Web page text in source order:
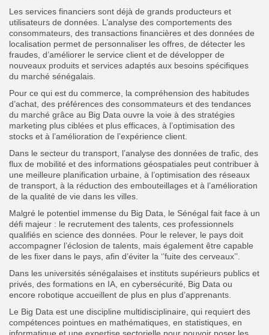
Les services financiers sont déjà de grands producteurs et
utilisateurs de données. L’analyse des comportements des
consommateurs, des transactions financières et des données de
localisation permet de personnaliser les offres, de détecter les
fraudes, d’améliorer le service client et de développer de
nouveaux produits et services adaptés aux besoins spécifiques
du marché sénégalais.
Pour ce qui est du commerce, la compréhension des habitudes
d’achat, des préférences des consommateurs et des tendances
du marché grâce au Big Data ouvre la voie à des stratégies
marketing plus ciblées et plus efficaces, à l’optimisation des
stocks et à l’amélioration de l’expérience client.
Dans le secteur du transport, l’analyse des données de trafic, des
flux de mobilité et des informations géospatiales peut contribuer à
une meilleure planification urbaine, à l’optimisation des réseaux
de transport, à la réduction des embouteillages et à l’amélioration
de la qualité de vie dans les villes.
Malgré le potentiel immense du Big Data, le Sénégal fait face à un
défi majeur : le recrutement des talents, ces professionnels
qualifiés en science des données. Pour le relever, le pays doit
accompagner l’éclosion de talents, mais également être capable
de les fixer dans le pays, afin d’éviter la ‘’fuite des cerveaux’’.
Dans les universités sénégalaises et instituts supérieurs publics et
privés, des formations en IA, en cybersécurité, Big Data ou
encore robotique accueillent de plus en plus d’apprenants.
Le Big Data est une discipline multidisciplinaire, qui requiert des
compétences pointues en mathématiques, en statistiques, en
informatique et une expertise sectorielle pour pouvoir poser les